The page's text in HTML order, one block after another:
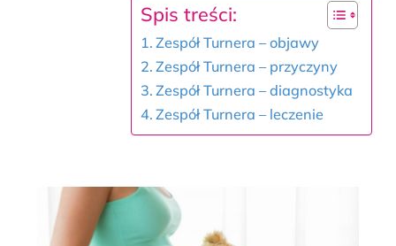
Spis treści:
Zespół Turnera – objawy
Zespół Turnera – przyczyny
Zespół Turnera – diagnostyka
Zespół Turnera – leczenie